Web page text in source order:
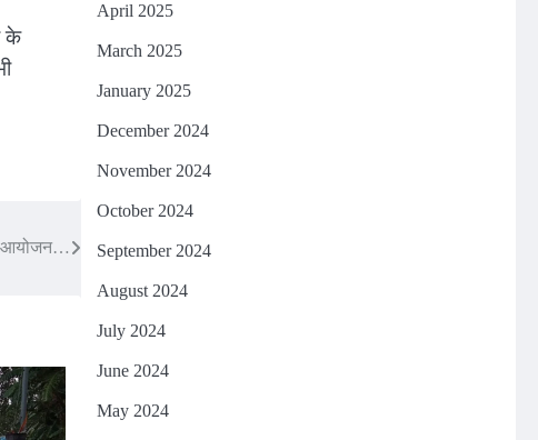
के
आयोजन…
April 2025
March 2025
January 2025
December 2024
November 2024
October 2024
September 2024
August 2024
July 2024
June 2024
May 2024